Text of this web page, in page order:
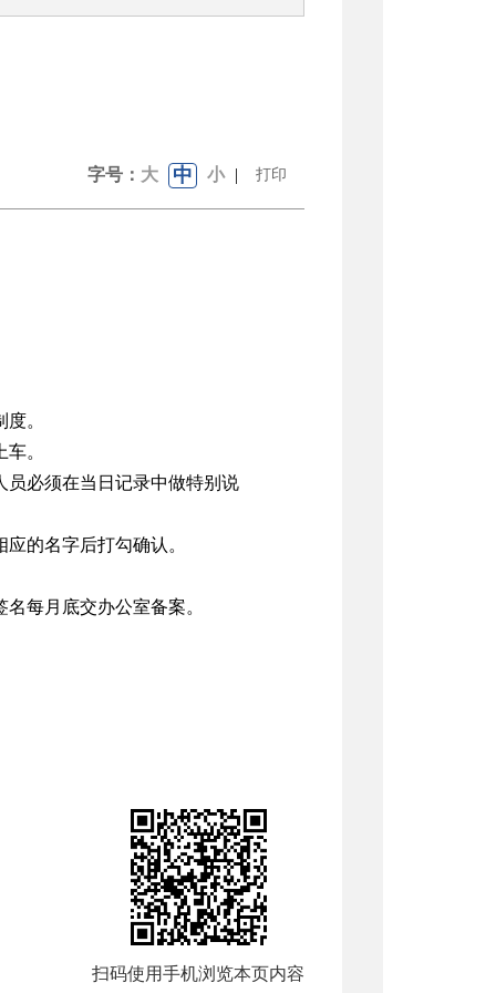
字号： 大 中 小 | 打印
。
。
员必须在当日记录中做特别说
的名字后打勾确认。
每月底交办公室备案。
扫码使用手机浏览本页内容